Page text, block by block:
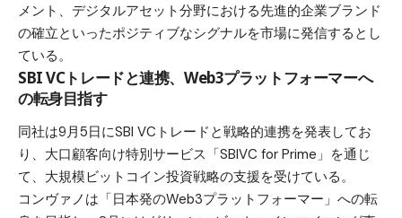
メント、デジタルアセット分野における先進的企業ブランド
の確立といったポジティブなシグナルを市場に発信するとし
ている。
SBI VCトレードと連携、Web3プラットフォーマーへ
の転身目指す
同社は9月5日にSBI VCトレードと戦略的連携を発表してお
り、大口顧客向け特別サービス「SBIVC for Prime」を通じ
て、大規模ビットコイン投資戦略の支援を受けている。
コンヴァノは「日本発のWeb3プラットフォーマー」への転